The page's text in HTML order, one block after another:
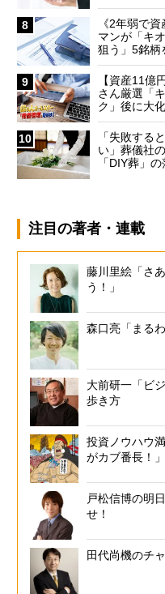
8
《2年弱で
マンが「キ
狙う」5銘柄
9
【資産11億
さん厳選「
ク」後に大
10
「失敗する
い」葬儀社
「DIY葬」
注目の著者・連載
藤川里絵「さ
う！」
森口亮「まる
大前研一「ビ
歩き方
投資ノウハウ
がカブ番長！」
戸松信博の明
せ！
田代尚機のチ